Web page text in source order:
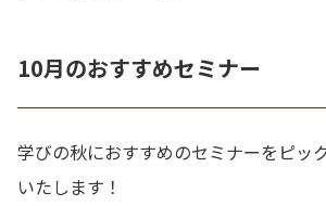
10月のおすすめセミナー
学びの秋におすすめのセミナーをピッ
いたします！